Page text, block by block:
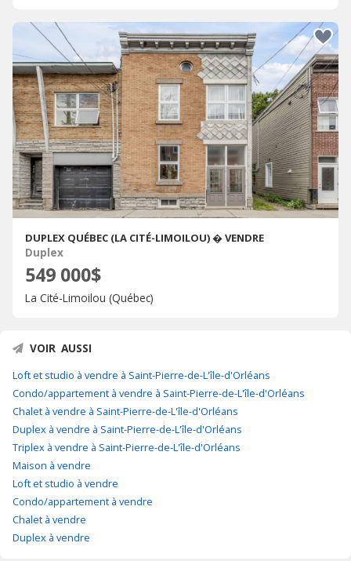
DUPLEX QUÉBEC (LA CITÉ-LIMOILOU) � VENDRE
Duplex
549 000$
La Cité-Limoilou (Québec)
VOIR AUSSI
Loft et studio à vendre à Saint-Pierre-de-L'île-d'Orléans
Condo/appartement à vendre à Saint-Pierre-de-L'île-d'Orléans
Chalet à vendre à Saint-Pierre-de-L'île-d'Orléans
Duplex à vendre à Saint-Pierre-de-L'île-d'Orléans
Triplex à vendre à Saint-Pierre-de-L'île-d'Orléans
Maison à vendre
Loft et studio à vendre
Condo/appartement à vendre
Chalet à vendre
Duplex à vendre